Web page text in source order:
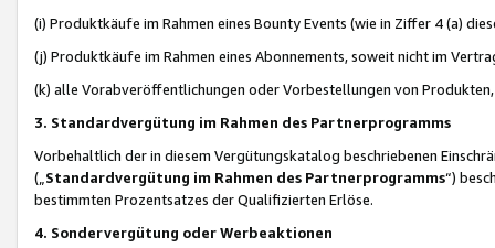
(i) Produktkäufe im Rahmen eines Bounty Events (wie in Ziffer 4 (a)
(j) Produktkäufe im Rahmen eines Abonnements, soweit nicht im
(k) alle Vorabveröffentlichungen oder Vorbestellungen von
3. Standardvergütung im Rahmen des Partnerprogramms
Vorbehaltlich der in diesem Vergütungskatalog beschriebenen
(„ Standardvergütung im Rahmen des Partnerprogramms“)
bestimmten Prozentsatzes der Qualifizierten Erlöse.
4. Sondervergütung oder Werbeaktionen